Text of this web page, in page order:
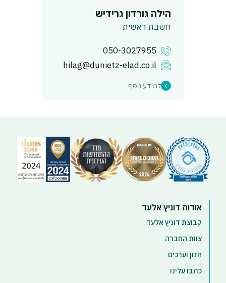
הילה גורדון גרידיש
חשבת ראשית
050-3027955
hilag@dunietz-elad.co.il
למידע נוסף
אודות דוניץ אלעד
קבוצת דוניץ אלעד
צוות החברה
חזון וערכים
כתבו עלינו